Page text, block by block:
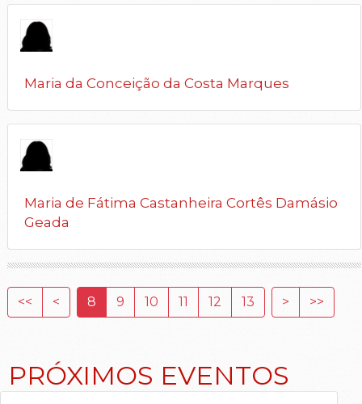
Maria da Conceição da Costa Marques
Maria de Fátima Castanheira Cortês Damásio
Geada
<< < 8 9 10 11 12 13 > >>
PRÓXIMOS EVENTOS